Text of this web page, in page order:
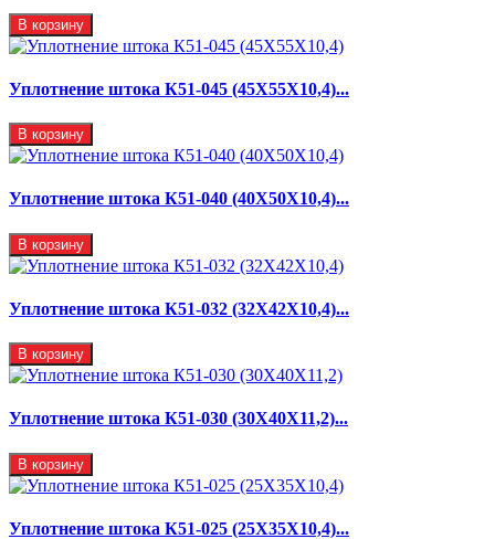
В корзину
Уплотнение штока К51-045 (45Х55Х10,4)...
В корзину
Уплотнение штока К51-040 (40Х50Х10,4)...
В корзину
Уплотнение штока К51-032 (32Х42Х10,4)...
В корзину
Уплотнение штока К51-030 (30Х40Х11,2)...
В корзину
Уплотнение штока К51-025 (25Х35Х10,4)...